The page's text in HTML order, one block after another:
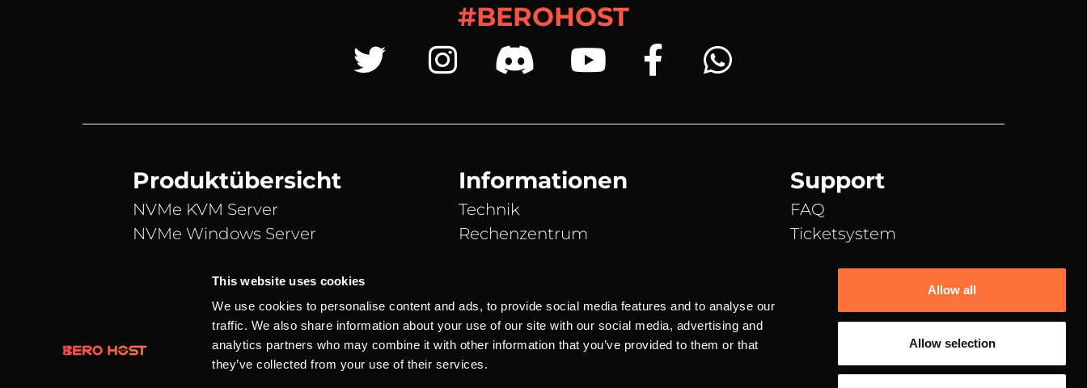
This website uses cookies
We use cookies to personalise content and ads, to provide social media features and to analyse our
traffic. We also share information about your use of our site with our social media, advertising and
analytics partners who may combine it with other information that you’ve provided to them or that
they’ve collected from your use of their services.
Allow all
Allow selection
#BEROHOST
Produktübersicht
NVMe KVM Server
NVMe Windows Server
Teamspeak 3 Server
Webspace
Informationen
Technik
Rechenzentrum
News Blog
Server Status
Support
FAQ
Ticketsystem
E-Mail Support